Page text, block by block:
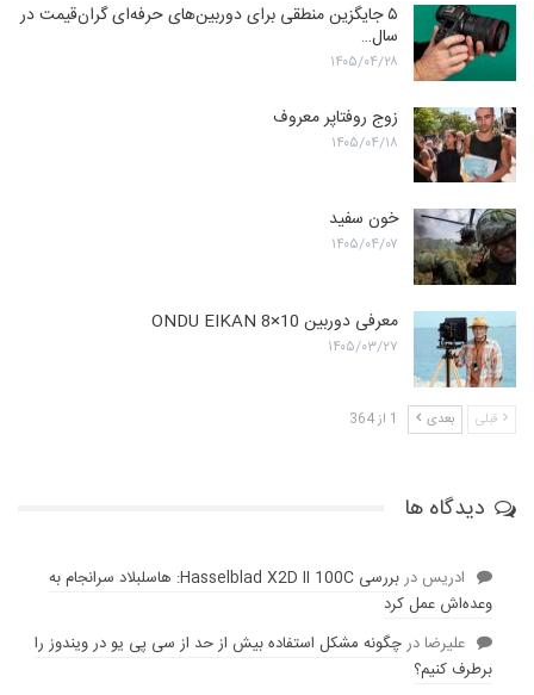
۵ جایگزین منطقی برای دوربین‌های حرفه‌ای گران‌قیمت در
سال…
۱۴۰۵/۰۴/۲۸
زوج روفتاپر معروف
۱۴۰۵/۰۴/۱۸
خون سفید
۱۴۰۵/۰۴/۰۷
معرفی دوربین ONDU EIKAN 8×10
۱۴۰۵/۰۳/۲۷
قبلی بعدی 1 از 364
دیدگاه ها
ادریس در
بررسی Hasselblad X2D II 100C: هاسلبلاد سرانجام به
وعده‌‌اش عمل کرد
عليرضادرچگونه مشکل استفاده بیش از حد از سی پی یو در ویندوز را
برطرف کنیم؟